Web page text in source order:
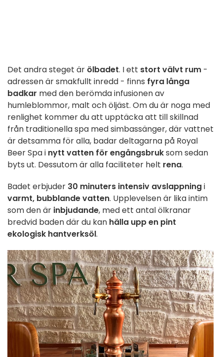
Det andra steget är ölbadet. I ett stort välvt rum -
adressen är smakfullt inredd - finns fyra långa
badkar med den berömda infusionen av
humleblommor, malt och öljäst. Om du är noga med
renlighet kommer du att upptäcka att till skillnad
från traditionella spa med simbassänger, där vattnet
är detsamma för alla, badar deltagarna på Royal
Beer Spa i nytt vatten för engångsbruksom sedan
byts ut. Dessutom är alla faciliteter helt rena.
Badet erbjuder 30 minuters intensiv avslappningi
varmt, bubblande vatten. Upplevelsen är lika intim
som den är inbjudande, med ett antal ölkranar
bredvid baden där du kan hälla upp en pint
ekologisk hantverksöl.